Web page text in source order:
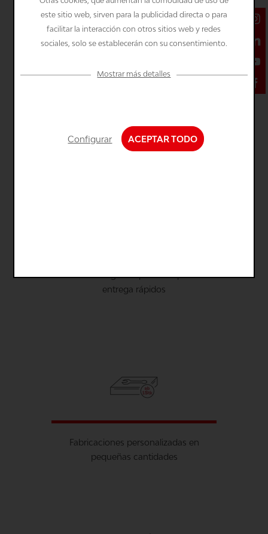
Los campos marcados con * son obligatorios.
Procesos digitales para tiempos de
entrega rápidos
Fabricaciones personalizadas en
pequeñas cantidades
este sitio web, sirven para la publicidad directa o para
facilitar la interacción con otros sitios web y redes
sociales, solo se establecerán con su consentimiento.
Técnicamente necesario
Mostrar más detalles
Configurar ACEPTAR TODO